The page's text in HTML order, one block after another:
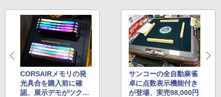
CORSAIRメモリの発
光具合を購入前に確
認、展示デモがツクモ
サンコーの全自動麻雀
卓に点数表示機能付き
が登場、実売98,000円